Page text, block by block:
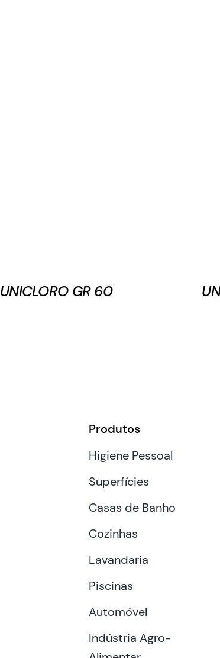
UNICLORO GR 60
Produtos
Higiene Pessoal
Superfícies
Casas de Banho
Cozinhas
Lavandaria
Piscinas
Automóvel
Indústria Agro-